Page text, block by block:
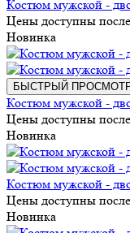
Костюм мужской -
Цены доступны после
Новинка
БЫСТРЫЙ
Костюм мужской -
Цены доступны после
Новинка
Костюм мужской -
Цены доступны после
Новинка